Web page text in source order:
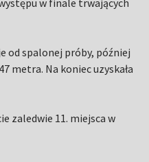
w finale trwających
od spalonej próby, później
metra. Na koniec uzyskała
zaledwie 11. miejsca w